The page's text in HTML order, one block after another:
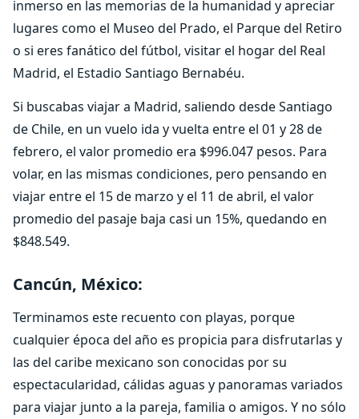
inmerso en las memorias de la humanidad y apreciar
lugares como el Museo del Prado, el Parque del Retiro
o si eres fanático del fútbol, visitar el hogar del Real
Madrid, el Estadio Santiago Bernabéu.
Si buscabas viajar a Madrid, saliendo desde Santiago
de Chile, en un vuelo ida y vuelta entre el 01 y 28 de
febrero, el valor promedio era $996.047 pesos. Para
volar, en las mismas condiciones, pero pensando en
viajar entre el 15 de marzo y el 11 de abril, el valor
promedio del pasaje baja casi un 15%, quedando en
$848.549.
Cancún, México:
Terminamos este recuento con playas, porque
cualquier época del año es propicia para disfrutarlas y
las del caribe mexicano son conocidas por su
espectacularidad, cálidas aguas y panoramas variados
para viajar junto a la pareja, familia o amigos. Y no sólo